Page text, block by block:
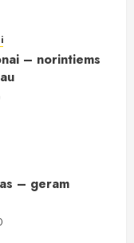
– norintiems
– geram